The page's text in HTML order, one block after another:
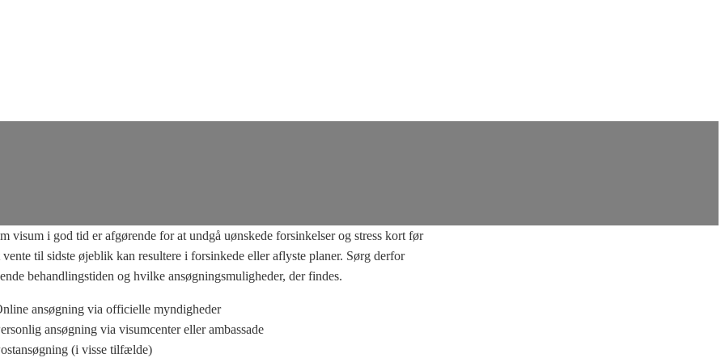
visum i god tid er afgørende for at undgå uønskede forsinkelser og stress kort før
til sidste øjeblik kan resultere i forsinkede eller aflyste planer. Sørg derfor
behandlingstiden og hvilke ansøgningsmuligheder, der findes.
ansøgning via officielle myndigheder
ansøgning via visumcenter eller ambassade
(i visse tilfælde)